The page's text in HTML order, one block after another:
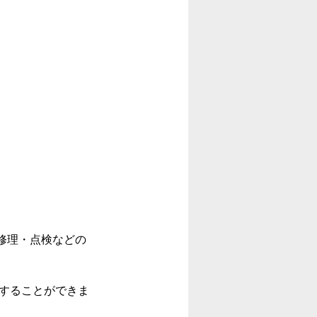
理・点検などの
ることができま